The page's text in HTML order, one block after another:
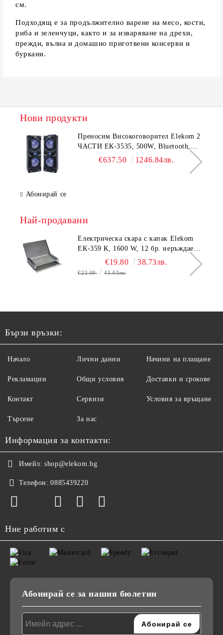
см.
Подходящ е за продължително варене на месо, кости,
риба и зеленчуци, както и за изваряване на дрехи,
прежди, вълна и домашно приготвени консерви и
буркани.
Нови продукти
Преносим Високоговорител Elekom 2
ЧАСТИ ЕК-3535, 500W, Bluetooth,
Bluetooth, USB, Караоке, 2
€637.50 1246.84лв.
Абонирай се
Най-продавани
Електрическа скара с капак Elekom
ЕК-359 К, 1600 W, 12 бр. неръждаеми
тръбни нагревятеля
€19.80 38.73лв.
€22.00 43.03лв.
Бързи връзки:
Начало
Рекламации
Контакт
Търсене
Лични данни
Общи условия
Сервизи
За нас
Начини на плащане
Доставки и срокове
Условия за връщане
Информация за контакти:
Имейл: shop@elekom.bg
Телефон: 0885439220
Ние работим с
Абонирай се за нашия бюлетин